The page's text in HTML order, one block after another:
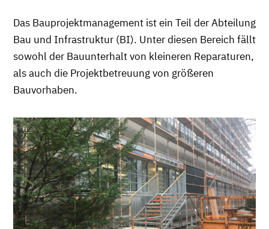
Das Bauprojektmanagement ist ein Teil der Abteilung
Bau und Infrastruktur (BI). Unter diesen Bereich fällt
sowohl der Bauunterhalt von kleineren Reparaturen,
als auch die Projektbetreuung von größeren
Bauvorhaben.